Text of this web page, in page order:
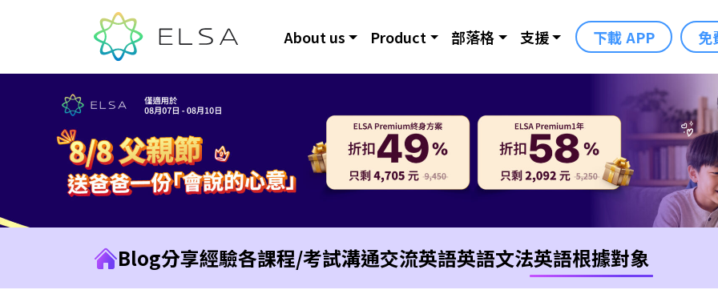
About us Product 部落格 支援 下載 APP 免
Blog分享經驗各課程/考試溝通交流英語英語文法英語根據對象